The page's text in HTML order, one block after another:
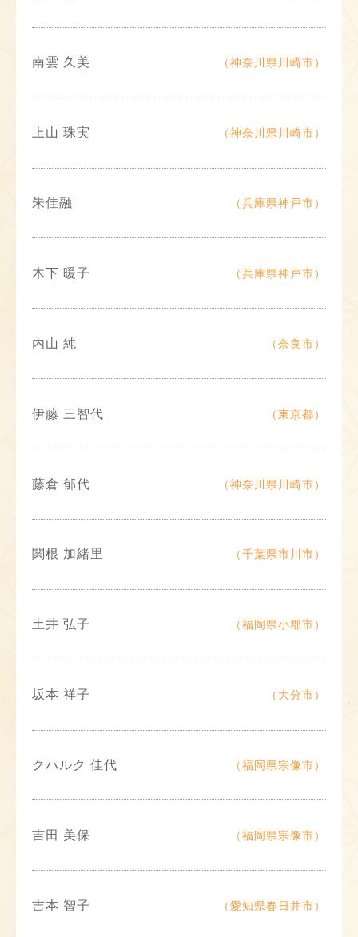
南雲 久美 （神奈川県川崎市）
上山 珠実 （神奈川県川崎市）
朱佳融 （兵庫県神戸市）
木下 暖子 （兵庫県神戸市）
内山 純 （奈良市）
伊藤 三智代 （東京都）
藤倉 郁代 （神奈川県川崎市）
関根 加緒里 （千葉県市川市）
土井 弘子 （福岡県小郡市）
坂本 祥子 （大分市）
クハルク 佳代 （福岡県宗像市）
吉田 美保 （福岡県宗像市）
吉本 智子 （愛知県春日井市）